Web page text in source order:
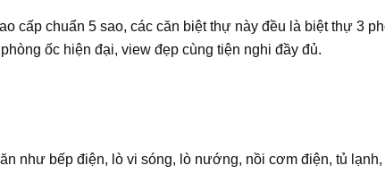
cấp chuẩn 5 sao, các căn biệt thự này đều là biệt thự 3
ốc hiện đại, view đẹp cùng tiện nghi đầy đủ.
như bếp điện, lò vi sóng, lò nướng, nồi cơm điện, tủ